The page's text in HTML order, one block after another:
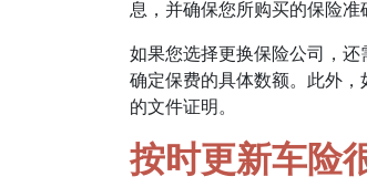
息，并确保您所购买的保险准
如果您选择更换保险公司，
确定保费的具体数额。此外
的文件证明。
按时更新车险